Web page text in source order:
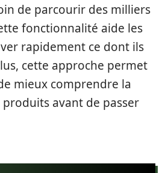
de parcourir des milliers
fonctionnalité aide les
rapidement ce dont ils
cette approche permet
mieux comprendre la
avant de passer